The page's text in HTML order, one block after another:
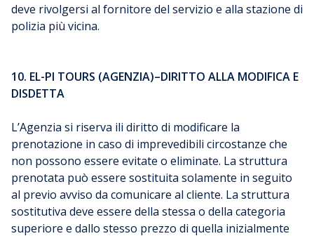
deve rivolgersi al fornitore del servizio e alla stazione di
polizia più vicina.
10. EL-PI TOURS (AGENZIA)–DIRITTO ALLA MODIFICA E
DISDETTA
L’Agenzia si riserva ili diritto di modificare la
prenotazione in caso di imprevedibili circostanze che
non possono essere evitate o eliminate. La struttura
prenotata può essere sostituita solamente in seguito
al previo avviso da comunicare al cliente. La struttura
sostitutiva deve essere della stessa o della categoria
superiore e dallo stesso prezzo di quella inizialmente